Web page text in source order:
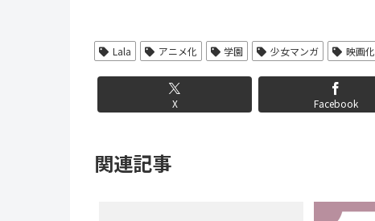
EMBED
Lala アニメ化 学園 少女マンガ 映画化
X Facebook
関連記事